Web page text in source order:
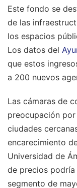
Este fondo se
de las
los espacios
Los datos del
que estos
a 200 nuevos
Las cámaras de
preocupación
ciudades
encarecimiento
Universidad de
de precios
segmento de